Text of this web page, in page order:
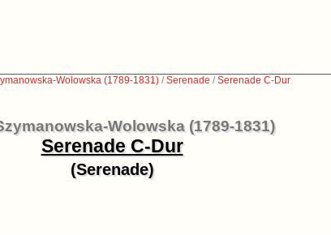
Wolowska (1789-1831) /Serenade /Serenade C-Dur
Wolowska (1789-1831)
Serenade C-Dur
(Serenade)